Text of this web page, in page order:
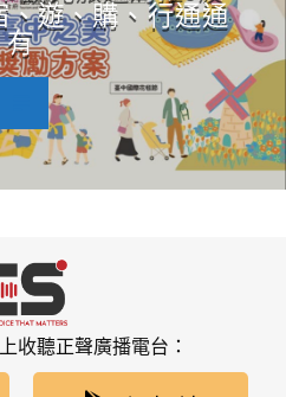
遊、購、行通通
有
收聽正聲廣播電台：